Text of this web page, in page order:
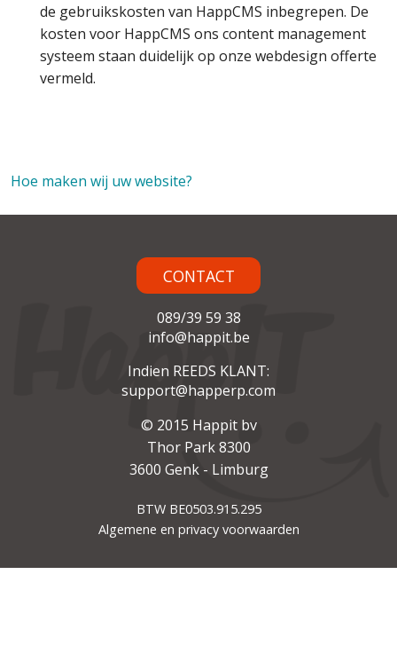
de gebruikskosten van HappCMS inbegrepen. De
kosten voor HappCMS ons content management
systeem staan duidelijk op onze webdesign offerte
vermeld.
Hoe maken wij uw website?
CONTACT
089/39 59 38
info@happit.be
Indien REEDS KLANT:
support@happerp.com
© 2015 Happit bv
Thor Park 8300
3600 Genk - Limburg
BTW BE0503.915.295
Algemene en privacy voorwaarden